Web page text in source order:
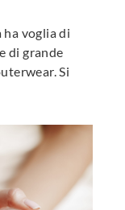
voglia di
di grande
Si